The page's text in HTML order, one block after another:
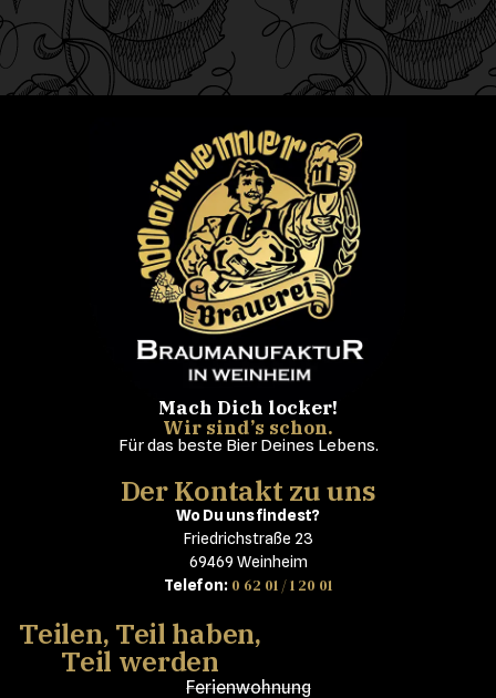
Mach Dich locker!
Wir sind’s schon.
Für das beste Bier Deines Lebens.
Der Kontakt zu uns
Wo Du uns findest?
Friedrichstraße 23
69469 Weinheim
Telefon: 0 62 01 / 1 20 01
Teilen, Teil haben,
Teil werden
Ferienwohnung